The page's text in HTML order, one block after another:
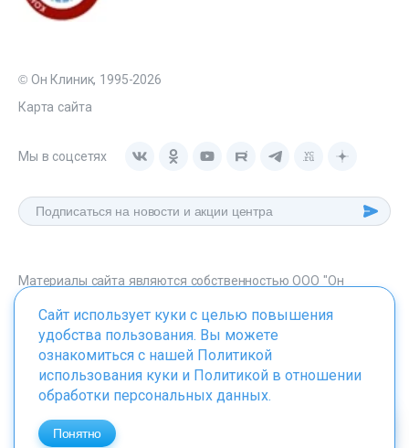
© Он Клиник, 1995-2026
Карта сайта
Мы в соцсетях
Материалы сайта являются собственностью ООО "Он
onclinic.ru запрещено в соответствии со статьей 1259 ГК. РФ.
ИМЕЮТСЯ ПРОТИВОПОКАЗАНИЯ. НЕОБХОДИМО
ПРОКОНСУЛЬТИРОВАТЬСЯ СО СПЕЦИАЛИСТОМ
Сайт использует куки с целью повышения
удобства пользования. Вы можете
ознакомиться с нашей Политикой
использования куки и Политикой в отношении
обработки персональных данных.
Понятно